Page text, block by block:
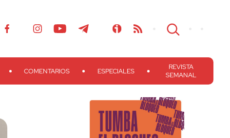
COMENTARIOS ESPECIALES
REVISTA
SEMANAL